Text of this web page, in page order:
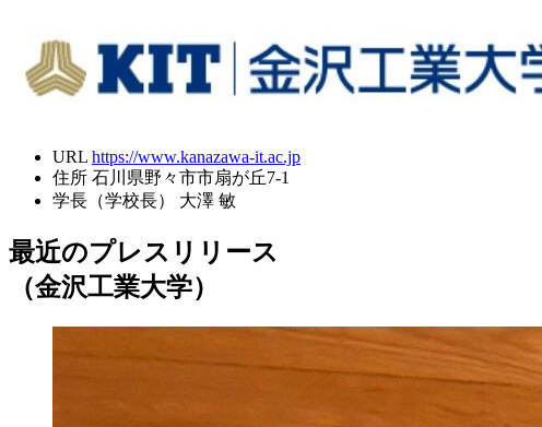
URL https://www.kanazawa-it.ac.jp
住所 石川県野々市市扇が丘7-1
学長（学校長）
大澤 敏
最近のプレスリリース
（金沢工業大学）